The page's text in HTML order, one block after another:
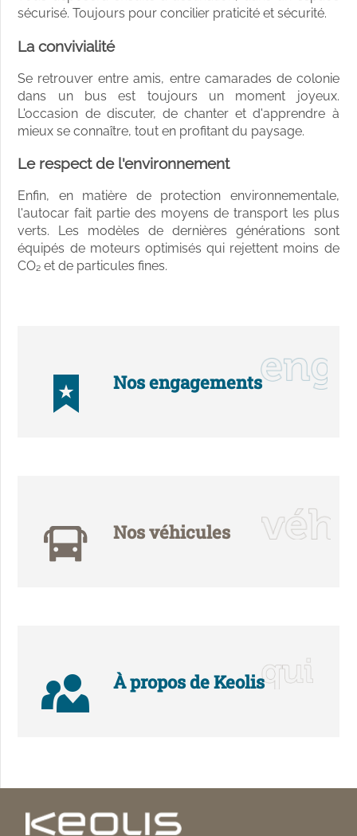
sécurisé. Toujours pour concilier praticité et sécurité.
La convivialité
Se retrouver entre amis, entre camarades de colonie
dans un bus est toujours un moment joyeux.
L'occasion de discuter, de chanter et d'apprendre à
mieux se connaître, tout en profitant du paysage.
Le respect de l'environnement
Enfin, en matière de protection environnementale,
l'autocar fait partie des moyens de transport les plus
verts. Les modèles de dernières générations sont
équipés de moteurs optimisés qui rejettent moins de
CO₂ et de particules fines.
Nos engagements
Nos véhicules
À propos de Keolis